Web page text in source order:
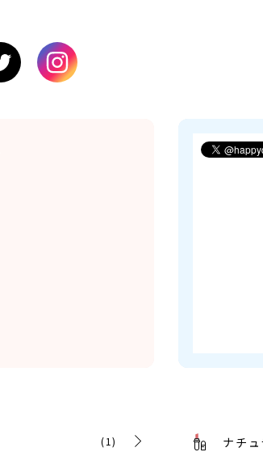
(1) ナチ